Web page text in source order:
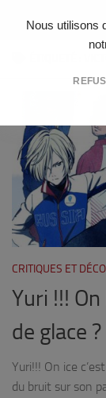
Nous utilisons
Skip to content
CRITIQUES ET
Yuri !!!
de glace ?
Yuri!!! On ice
du bruit sur son